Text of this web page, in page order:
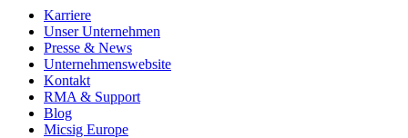
Karriere
Unser Unternehmen
Presse & News
Unternehmenswebsite
Kontakt
RMA & Support
Blog
Micsig Europe